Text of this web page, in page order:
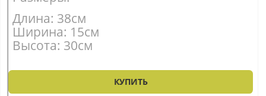
Длина: 38см
Ширина: 15см
Высота: 30см
КУПИТЬ